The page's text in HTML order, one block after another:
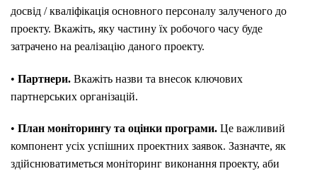
досвід / кваліфікація основного персоналу залученого до
проекту. Вкажіть, яку частину їх робочого часу буде
затрачено на реалізацію даного проекту.
• Партнери. Вкажіть назви та внесок ключових
партнерських організацій.
• План моніторингу та оцінки програми. Це важливий
компонент усіх успішних проектних заявок. Зазначте, як
здійснюватиметься моніторинг виконання проекту, аби